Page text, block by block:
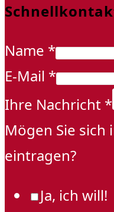
Name *
E-Mail *
Ihre Nachricht *
Mögen Sie sich
eintragen?
Ja, ich will!